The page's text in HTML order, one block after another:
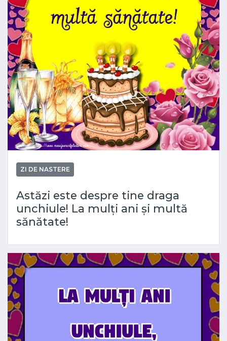
ZI DE NASTERE
Astăzi este despre tine draga
unchiule! La mulți ani și multă
sănătate!